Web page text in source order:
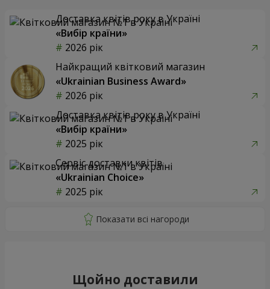
Доставка квітів року в Україні
«Вибір країни»
2026 рік
Найкращий квітковий магазин
«Ukrainian Business Award»
2026 рік
Доставка квітів року в Україні
«Вибір країни»
2025 рік
Сервіс доставки квітів
«Ukrainian Choice»
2025 рік
Щойно доставили